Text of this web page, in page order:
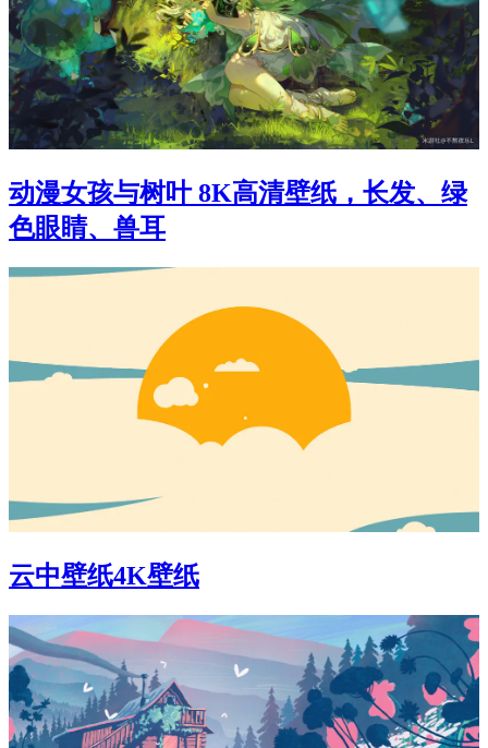
动漫女孩与树叶 8K高清壁纸，长发、绿
色眼睛、兽耳
云中壁纸4K壁纸